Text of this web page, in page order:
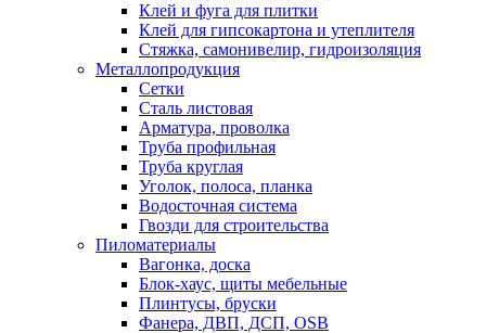
Клей и фуга для плитки
Клей для гипсокартона и утеплителя
Стяжка, самонивелир, гидроизоляция
Металлопродукция
Сетки
Сталь листовая
Арматура, проволка
Труба профильная
Труба круглая
Уголок, полоса, планка
Водосточная система
Гвозди для строительства
Пиломатериалы
Вагонка, доска
Блок-хаус, щиты мебельные
Плинтусы, бруски
Фанера, ДВП, ДСП, OSB